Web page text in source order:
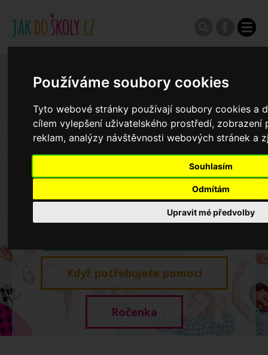
Používáme soubory cookies
Tyto webové stránky používají soubory cookies a
cílem vylepšení uživatelského prostředí, zobrazení
reklam, analýzy návštěvnosti webových stránek a
Souhlasím
Odmítám
Upravit mé předvolby
Zápisy do ZŠ 2026/27
Výroční zprávy
Spádové oblasti ZŠ
Když potřebujete pomoci
Ročenka